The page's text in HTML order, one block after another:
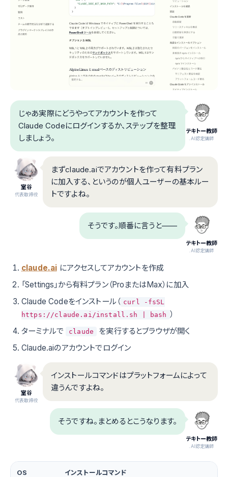
テキトー教師
.AI認定講師
じゃあ実際にどうやってアカウントを作って
Claude Codeにログインするか、ステップを整理
しましょう。
室谷
代表取締役
まずclaude.aiでアカウントを作って有料プラン
に加入する、というのが個人ユーザーの基本ルー
トですよね。
テキトー教師
.AI認定講師
そうです。順番に言うと——
claude.ai にアクセスしてアカウントを作成
「Settings」から有料プラン（ProまたはMax）に加入
Claude Codeをインストール（ curl -fsSL
https://claude.ai/install.sh | bash ）
ターミナルで
claude
を実行するとブラウザが開く
Claude.aiのアカウントでログイン
室谷
代表取締役
インストールコマンドはプラットフォームによって
違うんですよね。
テキトー教師
.AI認定講師
そうですね。まとめるとこうなります。
OS インストールコマンド